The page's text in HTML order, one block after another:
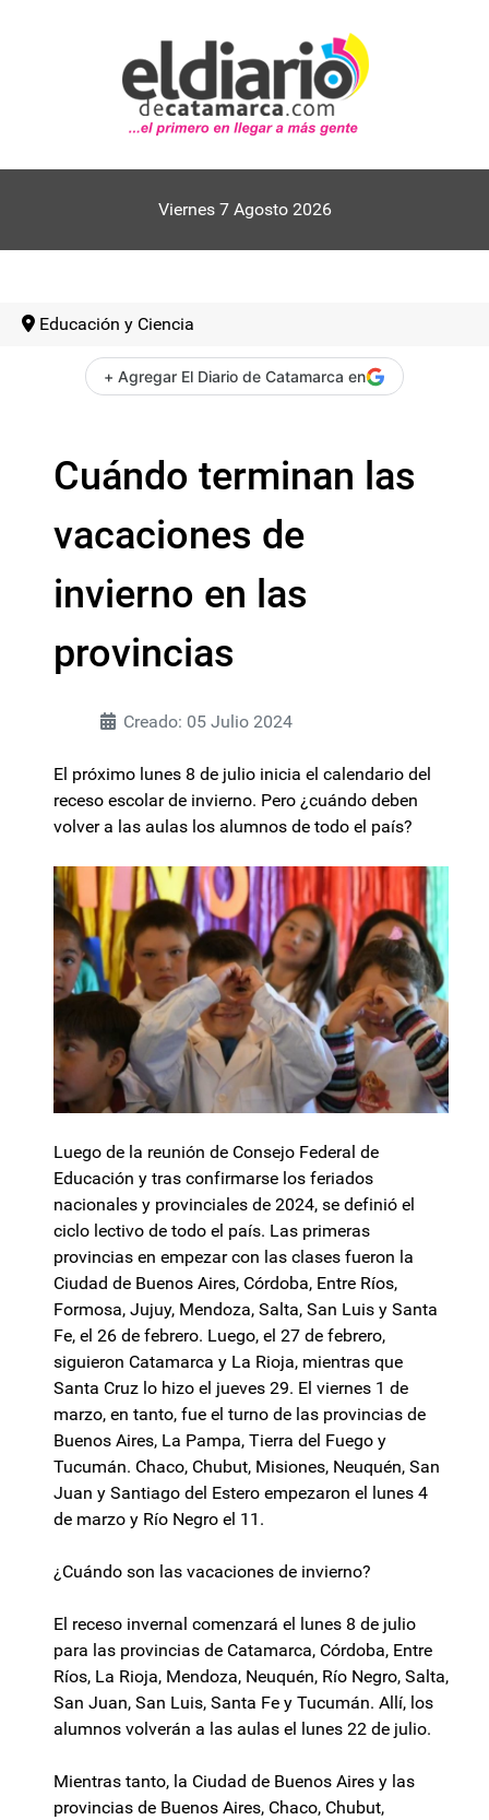
Viernes 7 Agosto 2026
Educación y Ciencia
+ Agregar El Diario de Catamarca en
Cuándo terminan las
vacaciones de
invierno en las
provincias
Creado: 05 Julio 2024
El próximo lunes 8 de julio inicia el calendario del
receso escolar de invierno. Pero ¿cuándo deben
volver a las aulas los alumnos de todo el país?
Luego de la reunión de Consejo Federal de
Educación y tras confirmarse los feriados
nacionales y provinciales de 2024, se definió el
ciclo lectivo de todo el país. Las primeras
provincias en empezar con las clases fueron la
Ciudad de Buenos Aires, Córdoba, Entre Ríos,
Formosa, Jujuy, Mendoza, Salta, San Luis y Santa
Fe, el 26 de febrero. Luego, el 27 de febrero,
siguieron Catamarca y La Rioja, mientras que
Santa Cruz lo hizo el jueves 29. El viernes 1 de
marzo, en tanto, fue el turno de las provincias de
Buenos Aires, La Pampa, Tierra del Fuego y
Tucumán. Chaco, Chubut, Misiones, Neuquén, San
Juan y Santiago del Estero empezaron el lunes 4
de marzo y Río Negro el 11.
¿Cuándo son las vacaciones de invierno?
El receso invernal comenzará el lunes 8 de julio
para las provincias de Catamarca, Córdoba, Entre
Ríos, La Rioja, Mendoza, Neuquén, Río Negro, Salta,
San Juan, San Luis, Santa Fe y Tucumán. Allí, los
alumnos volverán a las aulas el lunes 22 de julio.
Mientras tanto, la Ciudad de Buenos Aires y las
provincias de Buenos Aires, Chaco, Chubut,